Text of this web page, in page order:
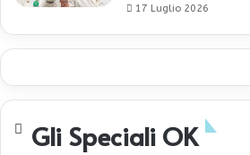
17 Luglio 2026
Gli Speciali OK